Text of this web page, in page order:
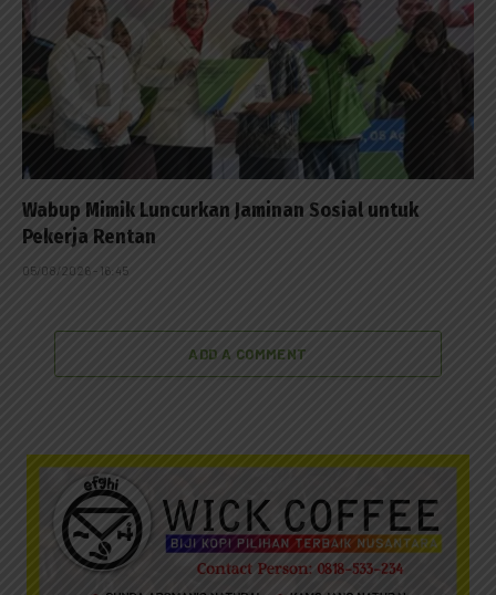
Wabup Mimik Luncurkan Jaminan Sosial untuk
Pekerja Rentan
05/08/2026 - 16:45
ADD A COMMENT